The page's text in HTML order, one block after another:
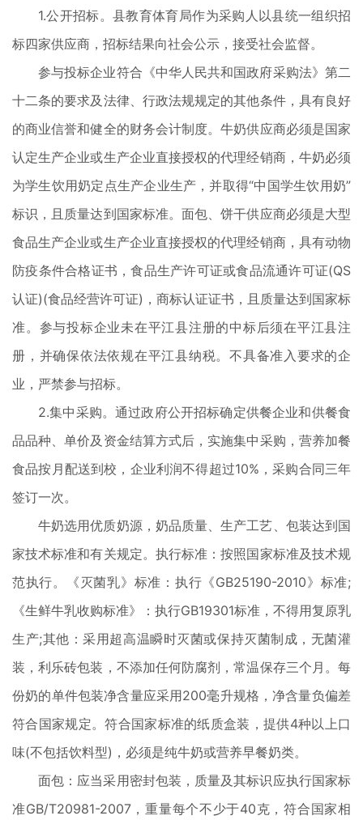
1.公开招标。县教育体育局作为采购人以县统一组织招
标四家供应商，招标结果向社会公示，接受社会监督。
参与投标企业符合《中华人民共和国政府采购法》第二
十二条的要求及法律、行政法规规定的其他条件，具有良好
的商业信誉和健全的财务会计制度。牛奶供应商必须是国家
认定生产企业或生产企业直接授权的代理经销商，牛奶必须
为学生饮用奶定点生产企业生产，并取得“中国学生饮用奶”
标识，且质量达到国家标准。面包、饼干供应商必须是大型
食品生产企业或生产企业直接授权的代理经销商，具有动物
防疫条件合格证书，食品生产许可证或食品流通许可证(QS
认证)(食品经营许可证)，商标认证证书，且质量达到国家标
准。参与投标企业未在平江县注册的中标后须在平江县注
册，并确保依法依规在平江县纳税。不具备准入要求的企
业，严禁参与招标。
2.集中采购。通过政府公开招标确定供餐企业和供餐食
品品种、单价及资金结算方式后，实施集中采购，营养加餐
食品按月配送到校，企业利润不得超过10%，采购合同三年
签订一次。
牛奶选用优质奶源，奶品质量、生产工艺、包装达到国
家技术标准和有关规定。执行标准：按照国家标准及技术规
范执行。《灭菌乳》标准：执行《GB25190-2010》标准;
《生鲜牛乳收购标准》：执行GB19301标准，不得用复原乳
生产;其他：采用超高温瞬时灭菌或保持灭菌制成，无菌灌
装，利乐砖包装，不添加任何防腐剂，常温保存三个月。每
份奶的单件包装净含量应采用200毫升规格，净含量负偏差
符合国家规定。符合国家标准的纸质盒装，提供4种以上口
味(不包括饮料型)，必须是纯牛奶或营养早餐奶类。
面包：应当采用密封包装，质量及其标识应执行国家标
准GB/T20981-2007，重量每个不少于40克，符合国家相